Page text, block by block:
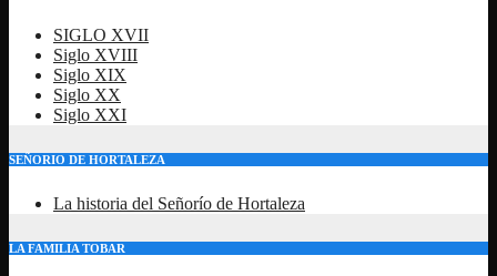
SIGLO XVII
Siglo XVIII
Siglo XIX
Siglo XX
Siglo XXI
SEÑORIO DE HORTALEZA
La historia del Señorío de Hortaleza
LA FAMILIA TOBAR